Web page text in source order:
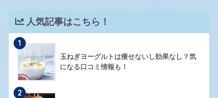
人気記事はこちら！
1
玉ねぎヨーグルトは痩せないし効果なし？気
になる口コミ情報も！
2